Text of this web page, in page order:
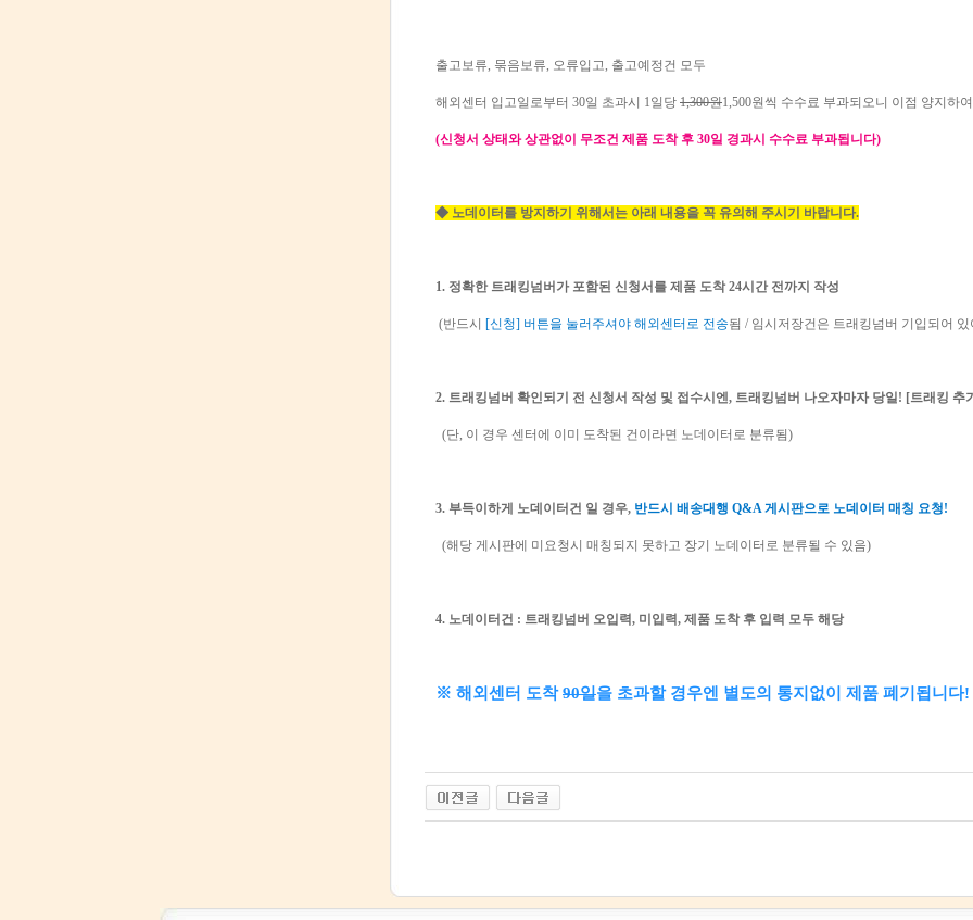
출고보류, 묶음보류, 오류입고, 출고예정건 모두
해외센터 입고일로부터 30일 초과시 1일당 1,300원1,500원씩 수수료 부과되오니 이점 양지하
(신청서 상태와 상관없이 무조건 제품 도착 후 30일 경과시 수수료 부과됩니다)
◆ 노데이터를 방지하기 위해서는 아래 내용을 꼭 유의해 주시기 바랍니다.
1. 정확한 트래킹넘버가 포함된 신청서를 제품 도착 24시간 전까지 작성
(반드시 [신청] 버튼을 눌러주셔야 해외센터로 전송됨 / 임시저장건은 트래킹넘버 기입되어
2. 트래킹넘버 확인되기 전 신청서 작성 및 접수시엔, 트래킹넘버 나오자마자 당일! [트래킹 추
(단, 이 경우 센터에 이미 도착된 건이라면 노데이터로 분류됨)
3. 부득이하게 노데이터건 일 경우, 반드시 배송대행 Q&A 게시판으로 노데이터 매칭 요청!
(해당 게시판에 미요청시 매칭되지 못하고 장기 노데이터로 분류될 수 있음)
4. 노데이터건 : 트래킹넘버 오입력, 미입력, 제품 도착 후 입력 모두 해당
※ 해외센터 도착90일을 초과할 경우엔 별도의 통지없이 제품 폐기됩니다